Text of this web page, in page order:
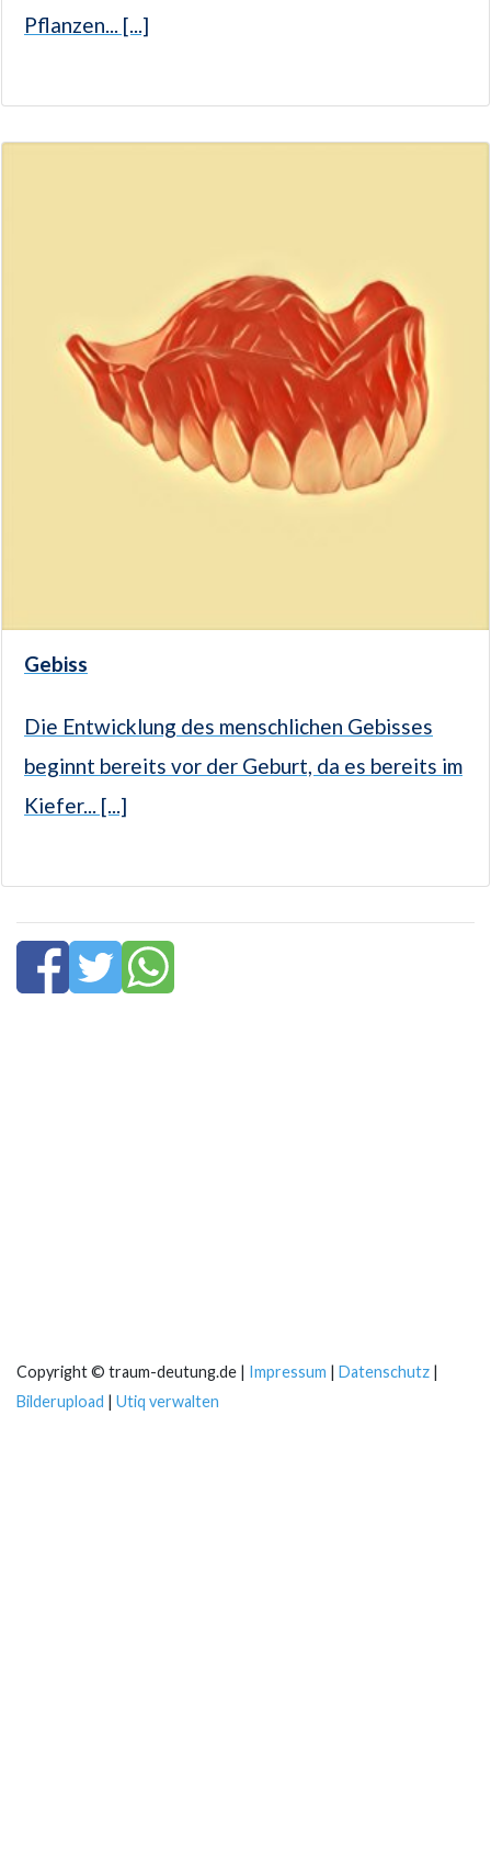
Pflanzen... [...]
Gebiss
Die Entwicklung des menschlichen Gebisses
beginnt bereits vor der Geburt, da es bereits im
Kiefer... [...]
Copyright © traum-deutung.de | Impressum | Datenschutz |
Bilderupload | Utiq verwalten